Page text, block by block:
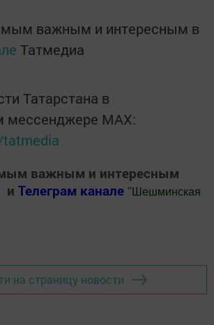
важным и интересным в
Татмедиа
Татарстана в
мессенджере MАХ:
важным и интересным
и Телеграм канале " Шешминская
на страницу новости